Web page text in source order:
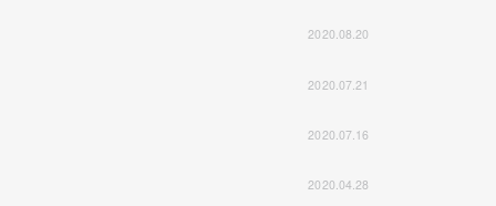
2020.08.20
2020.07.21
2020.07.16
2020.04.28